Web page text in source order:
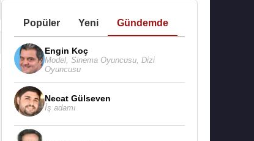
Popüler Yeni Gündemde
Engin Koç
Model, Sinema Oyuncusu, Dizi
Oyuncusu
Necat Gülseven
İş adamı